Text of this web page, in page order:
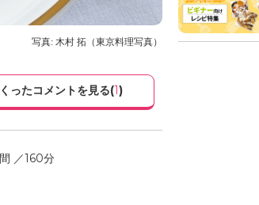
写真: 木村 拓（東京料理写真）
ったコメントを見る(1)
／160分